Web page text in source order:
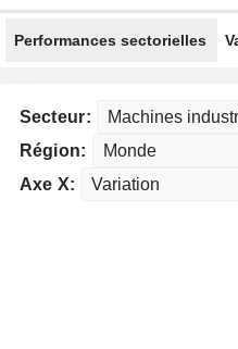
Performances sectorielles
Secteur:
Région:
Axe X: